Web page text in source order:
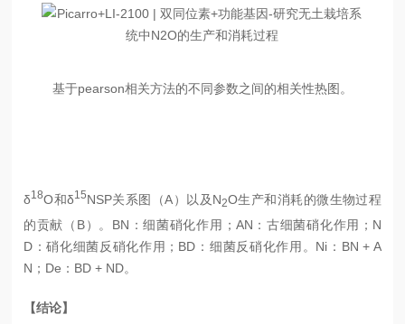
基于pearson相关方法的不同参数之间的相关性热图。
δ18O和δ15NSP关系图（A）以及N2O生产和消耗的微生物过程
的贡献（B）。BN：细菌硝化作用；AN：古细菌硝化作用；N
D：硝化细菌反硝化作用；BD：细菌反硝化作用。Ni：BN + A
N；De：BD + ND。
【结论】